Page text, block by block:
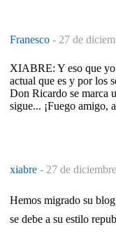
Franesco - 27 de
XIABRE: Y eso que yo
actual que es y por los
Don Ricardo se marca
sigue... ¡Fuego amigo,
xiabre - 27 de
Hemos migrado su
se debe a su estilo